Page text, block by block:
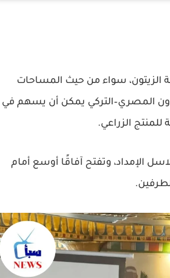
سواء من حيث المساحات
المصري–التركي يمكن أن يسهم في
للمنتج الزراعي.
الإمداد، وتفتح آفاقًا أوسع أمام